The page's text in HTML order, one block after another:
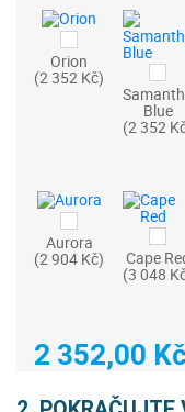
Orion
(2 352 Kč)
Blue
(2 352
Aurora
(2 904 Kč) Cape
(3 048
2 352,00 Kč